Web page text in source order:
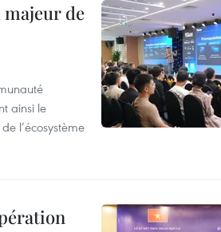
majeur de
ainsi le
l’écosystème